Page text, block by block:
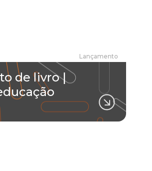
Lançamento
de livro |